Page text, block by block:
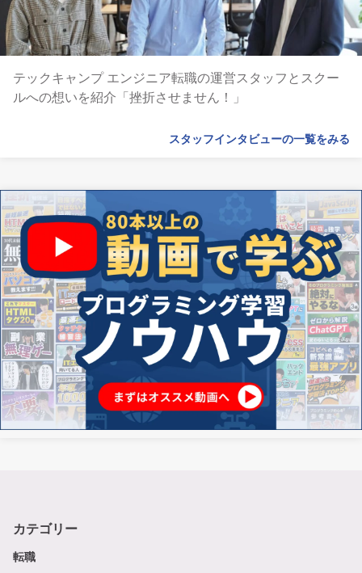
テックキャンプ エンジニア転職の運営スタッフとスクー
ルへの想いを紹介「挫折させません！」
スタッフインタビューの一覧をみる
カテゴリー
転職